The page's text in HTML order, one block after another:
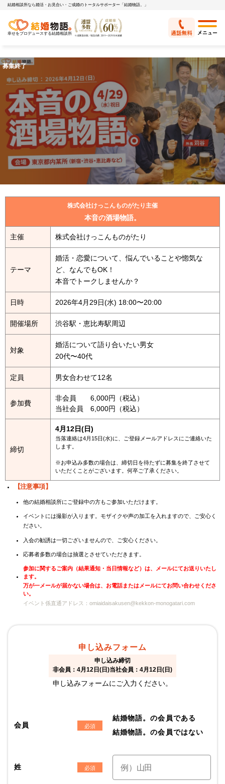
結婚相談所なら婚活・お見合い・ご成婚のトータルサポーター「結婚物語。」
幸せをプロデュースする結婚相談所
株式会社けっこんものがたり主催
本音の酒場物語。
主催 株式会社けっこんものがたり
テーマ
婚活・恋愛について、悩んでいることや惚気な
ど、なんでもOK！
本音でトークしませんか？
日時 2026年4月29日(水) 18:00〜20:00
開催場所 渋谷駅・恵比寿駅周辺
対象
婚活について語り合いたい男女
20代〜40代
定員 男女合わせて12名
参加費
非会員 6,000円（税込）
当社会員 6,000円（税込）
締切
4月12日(日)
当落連絡は4月15日(水)に、ご登録メールアドレスにご連絡いた
します。
※お申込み多数の場合は、締切日を待たずに募集を終了させて
いただくことがございます。何卒ご了承ください。
【注意事項】
他の結婚相談所にご登録中の方もご参加いただけます。
イベントには撮影が入ります。モザイクや声の加工を入れますので、ご安心く
ださい。
入会の勧誘は一切ございませんので、ご安心ください。
応募者多数の場合は抽選とさせていただきます。
参加に関するご案内（結果通知・当日情報など）は、メールにてお送りいたし
ます。
万が一メールが届かない場合は、お電話またはメールにてお問い合わせくださ
い。
イベント係直通アドレス：omiaidaisakusen@kekkon-monogatari.com
申し込みフォーム
申し込み締切
非会員：4月12日(日)当社会員：4月12日(日)
申し込みフォームにご入力ください。
会員
結婚物語。の会員である
結婚物語。の会員ではない
姓